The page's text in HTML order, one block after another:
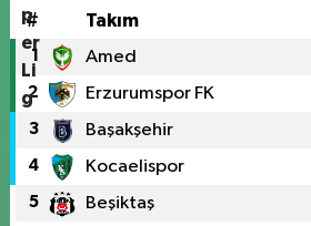
# Takım
1 Amed
2 Erzurumspor FK
3 Başakşehir
4 Kocaelispor
5 Beşiktaş